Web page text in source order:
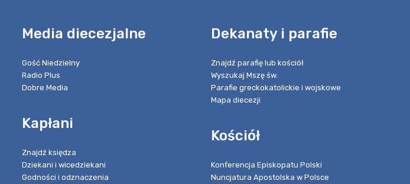
Media diecezjalne
Gość Niedzielny
Radio Plus
Dobre Media
Kapłani
Znajdź księdza
Dziekani i wicedziekani
Godności i odznaczenia
Dekanaty i parafie
Znajdź parafię lub kościół
Wyszukaj Mszę św.
Parafie greckokatolickie i wojskowe
Mapa diecezji
Kościół
Konferencja Episkopatu Polski
Nuncjatura Apostolska w Polsce